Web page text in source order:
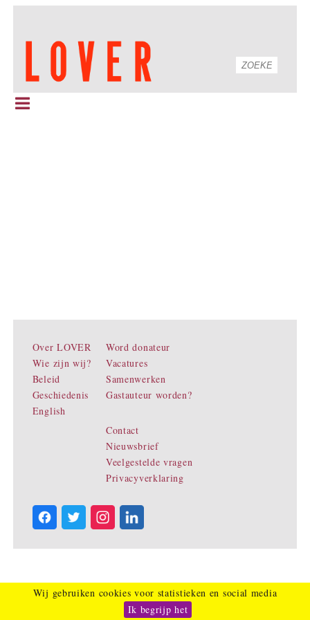
Wij gebruiken cookies voor statistieken en social media
Ik begrijp het
Over LOVER
Wie zijn wij?
Beleid
Geschiedenis
English
Word donateur
Vacatures
Samenwerken
Gastauteur worden?
Contact
Nieuwsbrief
Veelgestelde vragen
Privacyverklaring